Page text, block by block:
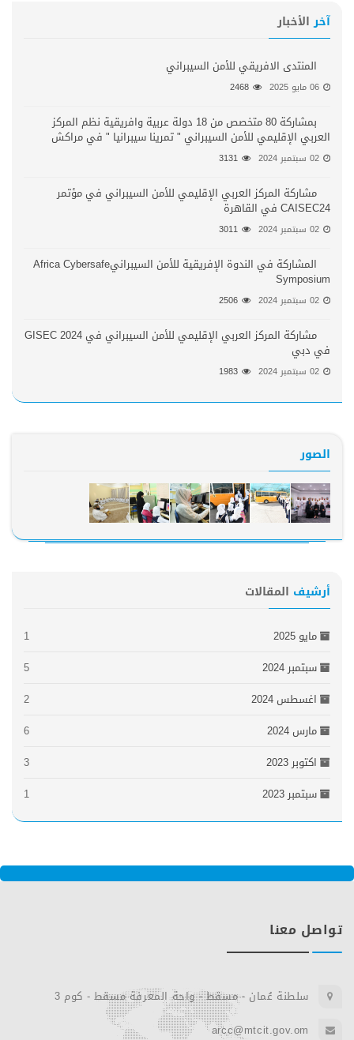
آخرالأخبار
المنتدى الافريقي للأمن السيبراني
06 مايو 2025 2468
بمشاركة 80 متخصص من 18 دولة عربية وافريقية نظم المركز
العربي الإقليمي للأمن السيبراني " تمرينا سيبرانيا " في مراكش
02 سبتمبر 2024 3131
مشاركة المركز العربي الإقليمي للأمن السيبراني في مؤتمر
CAISEC24 في القاهرة
02 سبتمبر 2024 3011
المشاركة في الندوة الإفريقية للأمن السيبرانيAfrica Cybersafe
Symposium
02 سبتمبر 2024 2506
مشاركة المركز العربي الإقليمي للأمن السيبراني في GISEC 2024
في دبي
02 سبتمبر 2024 1983
الصور
أرشيف المقالات
مايو 2025
1
سبتمبر 2024
5
اغسطس 2024
2
مارس 2024
6
اكتوبر 2023
3
سبتمبر 2023
1
تواصل معنا
سلطنة عُمان - مسقط - واحة المعرفة مسقط - كوم 3
arcc@mtcit.gov.om